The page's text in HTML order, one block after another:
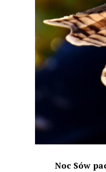
Noc Sów